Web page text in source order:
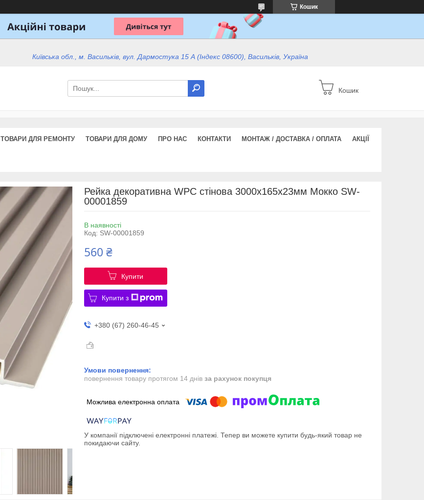
Кошик
Київська обл., м. Васильків, вул. Дармостука 15 А (Індекс 08600), Васильків, Україна
Кошик
ТОВАРИ ДЛЯ РЕМОНТУ ТОВАРИ ДЛЯ ДОМУ ПРО НАС КОНТАКТИ МОНТАЖ / ДОСТАВКА / ОПЛАТА АКЦІЇ
Рейка декоративна WPC стінова 3000х165х23мм Мокко SW-
00001859
В наявності
Код: SW-00001859
560 ₴
Купити
Купити з
+380 (67) 260-46-45
повернення товару протягом 14 днів за рахунок покупця
У компанії підключені електронні платежі. Тепер ви можете купити будь-який товар не
покидаючи сайту.